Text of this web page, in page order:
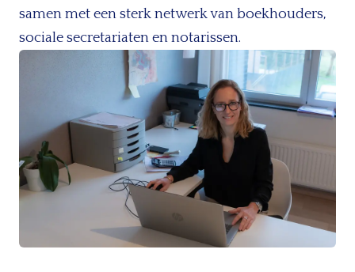
samen met een sterk netwerk van boekhouders,
sociale secretariaten en notarissen.